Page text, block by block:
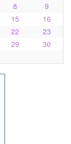
8
9
15
16
22
23
29
30